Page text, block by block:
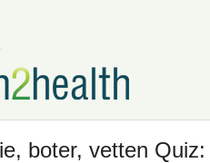
boter, vetten